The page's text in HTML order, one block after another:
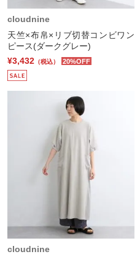
cloudnine
天竺×布帛×リブ切替コンビワン
ピース(ダークグレー)
¥3,432 （税込） 20%OFF
cloudnine